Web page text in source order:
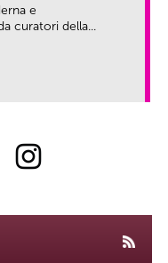
e
curatori della...